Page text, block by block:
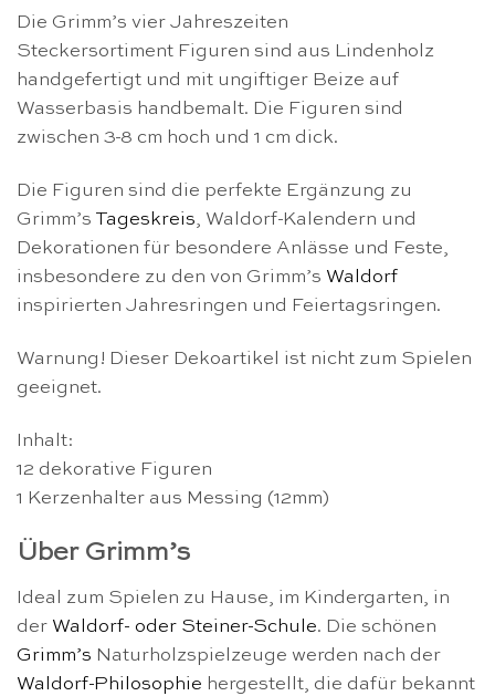
Die Grimm’s vier Jahreszeiten
Steckersortiment Figuren sind aus Lindenholz
handgefertigt und mit ungiftiger Beize auf
Wasserbasis handbemalt. Die Figuren sind
zwischen 3-8 cm hoch und 1 cm dick.
Die Figuren sind die perfekte Ergänzung zu
Grimm’s Tageskreis, Waldorf-Kalendern und
Dekorationen für besondere Anlässe und Feste,
insbesondere zu den von Grimm’s Waldorf
inspirierten Jahresringen und Feiertagsringen.
Warnung! Dieser Dekoartikel ist nicht zum Spielen
geeignet.
Inhalt:
12 dekorative Figuren
1 Kerzenhalter aus Messing (12mm)
Über Grimm’s
Ideal zum Spielen zu Hause, im Kindergarten, in
der Waldorf- oder Steiner-Schule. Die schönen
Grimm’s Naturholzspielzeuge werden nach der
Waldorf-Philosophie hergestellt, die dafür bekannt